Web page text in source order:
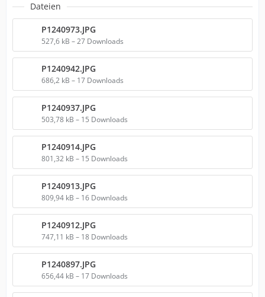
Dateien
P1240973.JPG
527,6 kB – 27 Downloads
P1240942.JPG
686,2 kB – 17 Downloads
P1240937.JPG
503,78 kB – 15 Downloads
P1240914.JPG
801,32 kB – 15 Downloads
P1240913.JPG
809,94 kB – 16 Downloads
P1240912.JPG
747,11 kB – 18 Downloads
P1240897.JPG
656,44 kB – 17 Downloads